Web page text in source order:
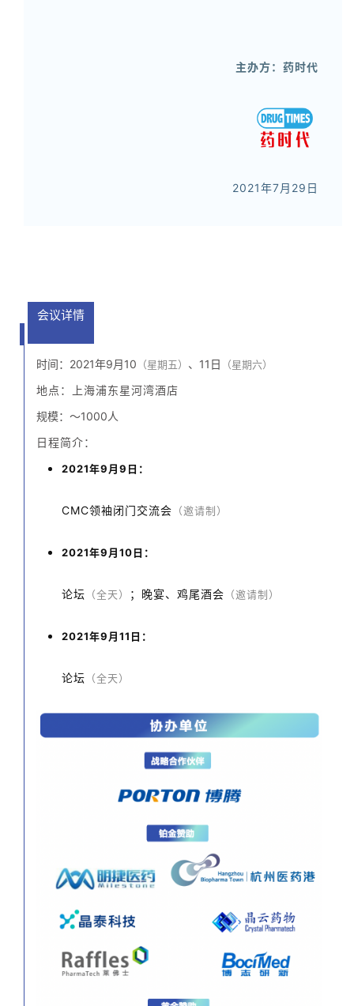
主办方：药时代
2021年7月29日
会议详情
时间：2021年9月10 （星期五） 、11日 （星期六）
地点：上海浦东星河湾酒店
规模：～1000人
日程简介：
2021年9月9日：
CMC领袖闭门交流会 （邀请制）
2021年9月10日：
论坛 （全天） ；晚宴、鸡尾酒会 （邀请制）
2021年9月11日：
论坛 （全天）